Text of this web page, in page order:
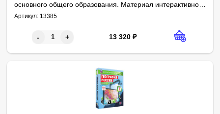
основного общего образования. Материал интерактивного
учебного пособия содержит учебные карты к курсу
1. Физическая карта России. 2. Федеративное устройство
Артикул: 13385
- + 13 320 ₽